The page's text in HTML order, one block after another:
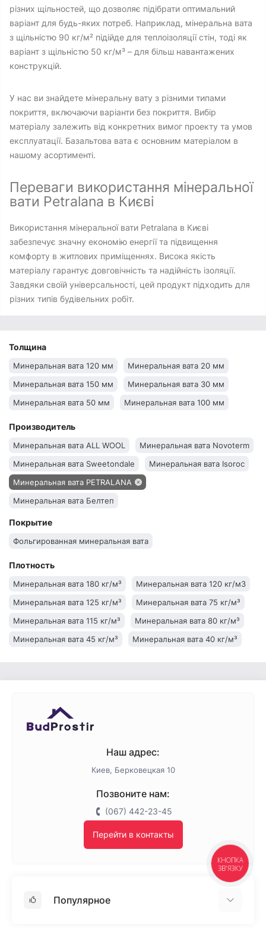
різних щільностей, що дозволяє підібрати оптимальний
варіант для будь-яких потреб. Наприклад, мінеральна вата
з щільністю 90 кг/м² підійде для теплоізоляції стін, тоді як
варіант з щільністю 50 кг/м³ – для більш навантажених
конструкцій.
У нас ви знайдете мінеральну вату з різними типами
покриття, включаючи варіанти без покриття. Вибір
матеріалу залежить від конкретних вимог проекту та умов
експлуатації. Базальтова вата є основним матеріалом в
нашому асортименті.
Переваги використання мінеральної
вати Petralana в Києві
Використання мінеральної вати Petralana в Києві
забезпечує значну економію енергії та підвищення
комфорту в житлових приміщеннях. Висока якість
матеріалу гарантує довговічність та надійність ізоляції.
Завдяки своїй універсальності, цей продукт підходить для
різних типів будівельних робіт.
Толщина
Минеральная вата 120 мм
Минеральная вата 20 мм
Минеральная вата 150 мм
Минеральная вата 30 мм
Минеральная вата 50 мм
Минеральная вата 100 мм
Производитель
Минеральная вата ALL WOOL
Минеральная вата Novoterm
Минеральная вата Sweetondale
Минеральная вата Isoroc
Минеральная вата PETRALANA
Минеральная вата Белтеп
Минеральная вата Acoustic Traffic
Минеральная вата Isover
Минеральная вата Knauf
Покрытие
Фольгированная минеральная вата
Плотность
Минеральная вата 180 кг/м³
Минеральная вата 120 кг/м3
Минеральная вата 125 кг/м³
Минеральная вата 75 кг/м³
Минеральная вата 115 кг/м³
Минеральная вата 80 кг/м³
Минеральная вата 45 кг/м³
Минеральная вата 40 кг/м³
Наш адрес:
Киев, Берковецкая 10
Позвоните нам:
(067) 442-23-45
Перейти в контакты
Популярное
КНОПКА
ЗВ'ЯЗКУ